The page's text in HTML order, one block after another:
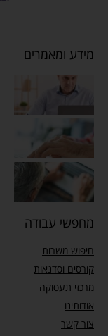
מידע ומאמרים
מחפשי עבודה
חיפוש משרות
קורסים וסדנאות
מרכזי תעסוקה
אודותינו
צור קשר